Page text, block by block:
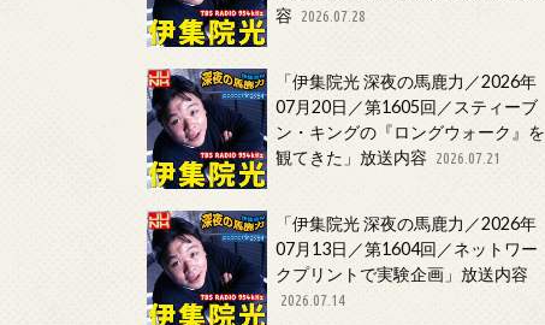
容
2026.07.28
「伊集院光 深夜の馬鹿力／2026年
07月20日／第1605回／スティーブ
ン・キングの『ロングウォーク』を
観てきた」放送内容
2026.07.21
「伊集院光 深夜の馬鹿力／2026年
07月13日／第1604回／ネットワー
クプリントで実験企画」放送内容
2026.07.14